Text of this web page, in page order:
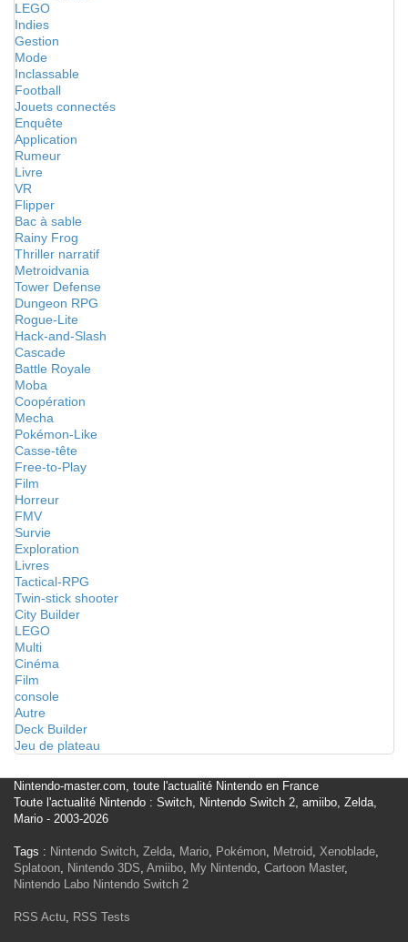
LEGO
Indies
Gestion
Mode
Inclassable
Football
Jouets connectés
Enquête
Application
Rumeur
Livre
VR
Flipper
Bac à sable
Rainy Frog
Thriller narratif
Metroidvania
Tower Defense
Dungeon RPG
Rogue-Lite
Hack-and-Slash
Cascade
Battle Royale
Moba
Coopération
Mecha
Pokémon-Like
Casse-tête
Free-to-Play
Film
Horreur
FMV
Survie
Exploration
Livres
Tactical-RPG
Twin-stick shooter
City Builder
LEGO
Multi
Cinéma
Film
console
Autre
Deck Builder
Jeu de plateau
Nintendo-master.com, toute l'actualité Nintendo en France
Toute l'actualité Nintendo : Switch, Nintendo Switch 2, amiibo, Zelda,
Mario - 2003-2026
Tags : Nintendo Switch, Zelda, Mario, Pokémon, Metroid, Xenoblade,
Splatoon, Nintendo 3DS, Amiibo, My Nintendo, Cartoon Master,
Nintendo Labo Nintendo Switch 2
RSS Actu, RSS Tests